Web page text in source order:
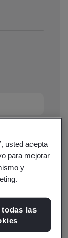
usted acepta
para mejorar
y
las